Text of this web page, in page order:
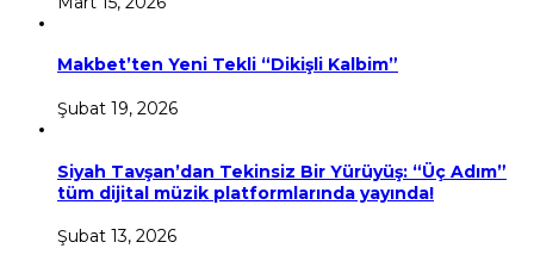
Makbet’ten Yeni Tekli “Dikişli Kalbim”
Şubat 19, 2026
Siyah Tavşan’dan Tekinsiz Bir Yürüyüş: “Üç Adım”
tüm dijital müzik platformlarında yayında!
Şubat 13, 2026